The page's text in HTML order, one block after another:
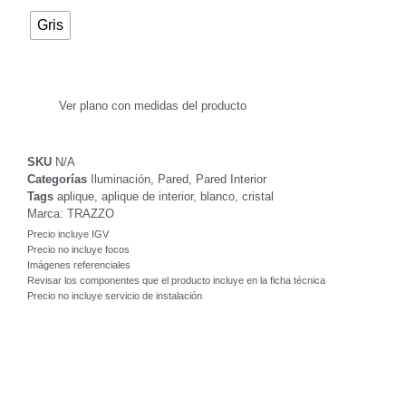
Gris
Ver plano con medidas del producto
SKU N/A
Categorías
Iluminación, Pared, Pared Interior
Tags aplique, aplique de interior, blanco, cristal
Marca: TRAZZO
Precio incluye IGV
Precio no incluye focos
Imágenes referenciales
Revisar los componentes que el producto incluye en la ficha técnica
Precio no incluye servicio de instalación